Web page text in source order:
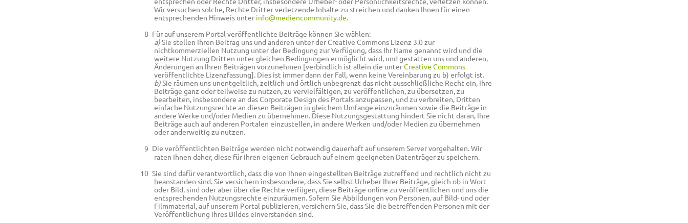
Wir versuchen solche, Rechte Dritter verletzende Inhalte zu streichen und danken Ihnen für einen
entsprechenden Hinweis unter info@mediencommunity.de.
Für auf unserem Portal veröffentlichte Beiträge können Sie wählen:
a)Sie stellen Ihren Beitrag uns und anderen unter der Creative Commons Lizenz 3.0 zur
nichtkommerziellen Nutzung unter der Bedingung zur Verfügung, dass Ihr Name genannt wird und die
weitere Nutzung Dritten unter gleichen Bedingungen ermöglicht wird, und gestatten uns und anderen,
Änderungen an Ihren Beiträgen vorzunehmen [verbindlich ist allein die unterCreative Commons
veröffentlichte Lizenzfassung]. Dies ist immer dann der Fall, wenn keine Vereinbarung zu b) erfolgt ist.
b)Sie räumen uns unentgeltlich, zeitlich und örtlich unbegrenzt das nicht ausschließliche Recht ein, Ihre
Beiträge ganz oder teilweise zu nutzen, zu vervielfältigen, zu veröffentlichen, zu übersetzen, zu
bearbeiten, insbesondere an das Corporate Design des Portals anzupassen, und zu verbreiten, Dritten
einfache Nutzungsrechte an diesen Beiträgen in gleichem Umfange einzuräumen sowie die Beiträge in
andere Werke und/oder Medien zu übernehmen. Diese Nutzungsgestattung hindert Sie nicht daran, Ihre
Beiträge auch auf anderen Portalen einzustellen, in andere Werken und/oder Medien zu übernehmen
oder anderweitig zu nutzen.
Die veröffentlichten Beiträge werden nicht notwendig dauerhaft auf unserem Server vorgehalten. Wir
raten Ihnen daher, diese für Ihren eigenen Gebrauch auf einem geeigneten Datenträger zu speichern.
Sie sind dafür verantwortlich, dass die von Ihnen eingestellten Beiträge zutreffend und rechtlich nicht zu
beanstanden sind. Sie versichern insbesondere, dass Sie selbst Urheber Ihrer Beiträge, gleich ob in Wort
oder Bild, sind oder aber über die Rechte verfügen, diese Beiträge online zu veröffentlichen und uns die
entsprechenden Nutzungsrechte einzuräumen. Sofern Sie Abbildungen von Personen, auf Bild- und oder
Filmmaterial, auf unserem Portal publizieren, versichern Sie, dass Sie die betreffenden Personen mit der
Veröffentlichung ihres Bildes einverstanden sind.